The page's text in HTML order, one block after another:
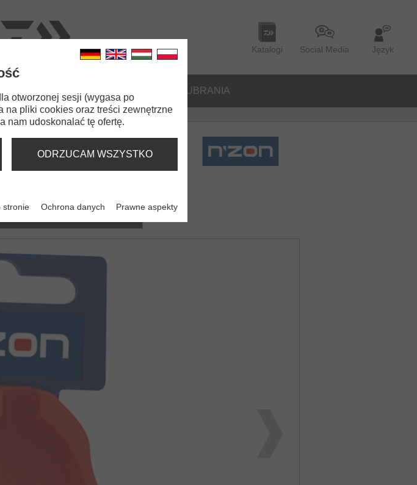
Katalogi Social Media Język
UBRANIA
N'Zon Method Feeder
otworzonej sesji (wygasa po
na pliki cookies oraz treści zewnętrzne
nam udoskonalać tę ofertę.
ODRZUCAM WSZYSTKO
stronie Ochrona danych Prawne aspekty